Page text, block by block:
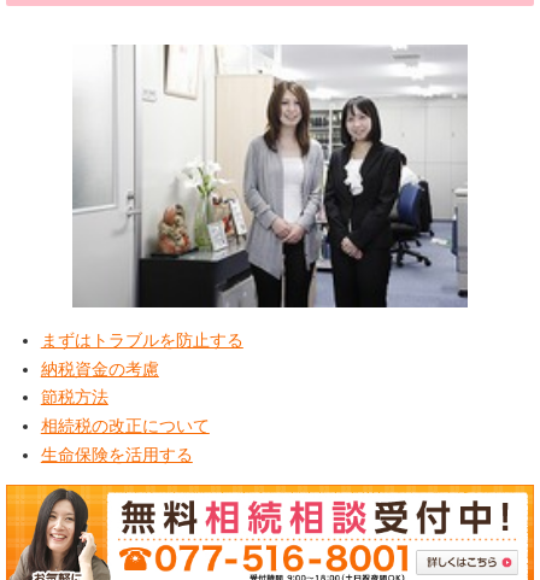
まずはトラブルを防止する
納税資金の考慮
節税方法
相続税の改正について
生命保険を活用する